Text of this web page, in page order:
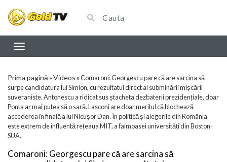
Prima pagină »Videos »Comaroni: Georgescu pare că are sarcina să
surpe candidatura lui Simion, cu rezultatul direct al subminării mișcării
suveraniste. Antonescu a ridicat sus ștacheta dezbaterii prezidențiale, doar
Ponta ar mai putea să o sară. Lasconi are doar meritul că blochează
accederea în finală a lui Nicușor Dan. În politică și alegerile din România
este extrem de influentă rețeaua MIT, a faimoasei universități din Boston-
SUA.
Comaroni: Georgescu pare că are sarcina să